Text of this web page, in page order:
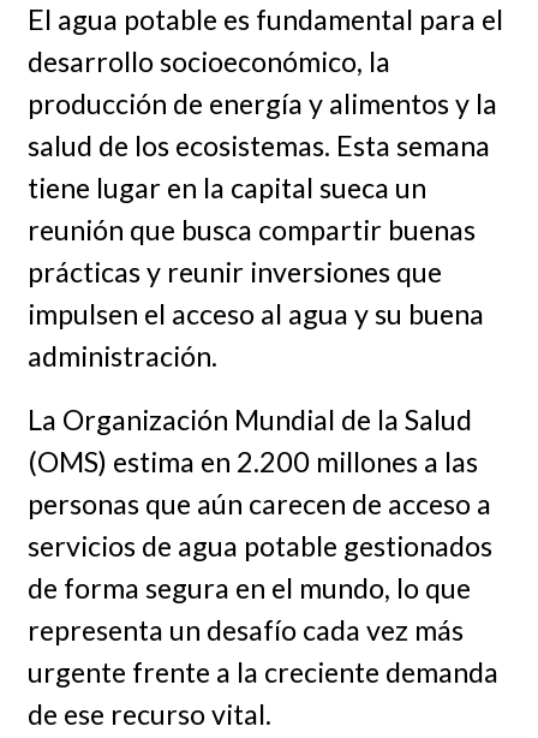
El agua potable es fundamental para el
desarrollo socioeconómico, la
producción de energía y alimentos y la
salud de los ecosistemas. Esta semana
tiene lugar en la capital sueca un
reunión que busca compartir buenas
prácticas y reunir inversiones que
impulsen el acceso al agua y su buena
administración.
La Organización Mundial de la Salud
(OMS) estima en 2.200 millones a las
personas que aún carecen de acceso a
servicios de agua potable gestionados
de forma segura en el mundo, lo que
representa un desafío cada vez más
urgente frente a la creciente demanda
de ese recurso vital.